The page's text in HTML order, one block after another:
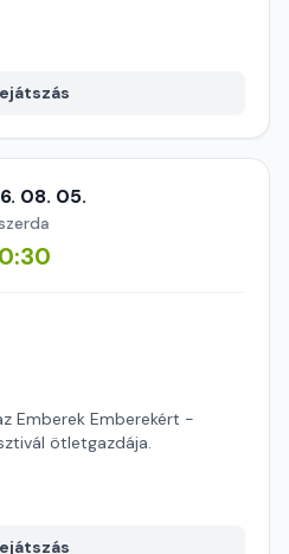
08. 05.
0:30
Emberek Emberekért -
ötletgazdája.